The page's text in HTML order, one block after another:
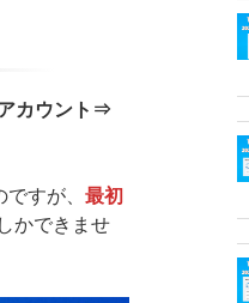
カウント⇒
すが、 最初
かできませ